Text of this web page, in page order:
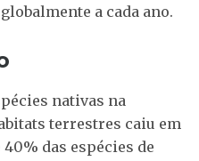
a cada ano.
nativas na
terrestres caiu em
das espécies de